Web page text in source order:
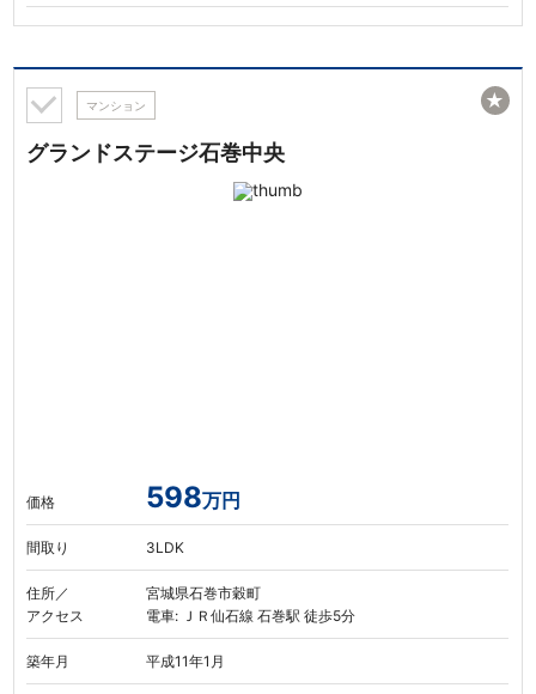
マンション
グランドステージ石巻中央
価格 598万円
間取り 3LDK
住所／
アクセス
宮城県石巻市穀町
電車: ＪＲ仙石線 石巻駅 徒歩5分
築年月 平成11年1月
★